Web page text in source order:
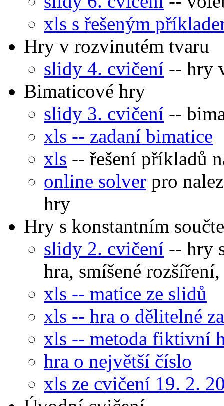
xls s řešeným
Hry v rozvinutém tvaru
slidy 4. cvičení -- hry
Bimaticové hry
slidy 3. cvičení --
xls -- zadaní bimatice
xls -- řešení příkladů
online solver pro
hry
Hry s konstantním
slidy 2. cvičení -- hry
hra, smíšené
xls -- matice ze slidů
xls -- hra o dělitelné
xls -- metoda fiktivní
hra o největší číslo
xls ze cvičení 19. 2.